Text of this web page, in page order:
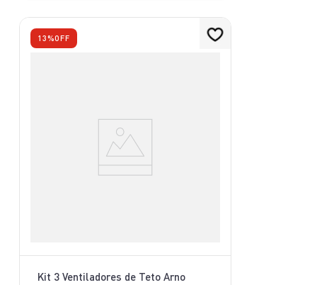
13%OFF
Kit 3 Ventiladores de Teto Arno